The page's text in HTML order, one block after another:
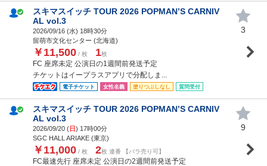
スキマスイッチ TOUR 2026 POPMAN’S CARNIV
AL vol.3
2026/09/16 (水) 18時30分
留萌市文化センター (北海道)
￥11,500 / 枚 1枚
FC 座席未定 公演日の1週間前発送予定
チケットはイープラスアプリで分配しま...
電子チケット 女性名義 塗りつぶしなし 質問受付
3
スキマスイッチ TOUR 2026 POPMAN’S CARNIV
AL vol.3
2026/09/20 (日) 17時00分
SGC HALL ARIAKE (東京)
￥11,000 / 枚 2枚 連番 【バラ売り可】
FC最速先行 座席未定 公演日の2週間前発送予定
9